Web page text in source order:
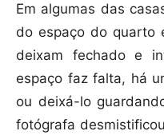
Em algumas das
do espaço do quarto
deixam fechado e
espaço faz falta, há
ou deixá-lo
fotógrafa